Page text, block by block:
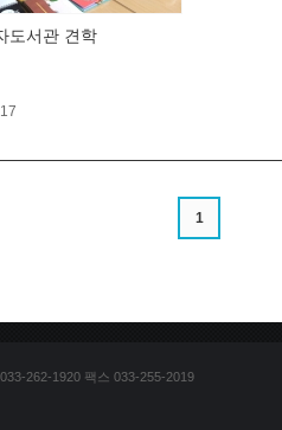
도서관 견학
1
262-1920 팩스 033-255-2019